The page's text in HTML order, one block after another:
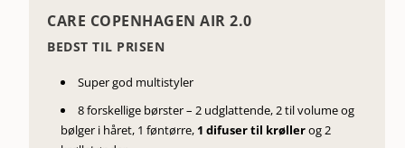
CARE COPENHAGEN AIR 2.0
BEDST TIL PRISEN
Super god multistyler
8 forskellige børster – 2 udglattende, 2 til volume og
bølger i håret, 1 føntørre, 1 difuser til krøllerog 2